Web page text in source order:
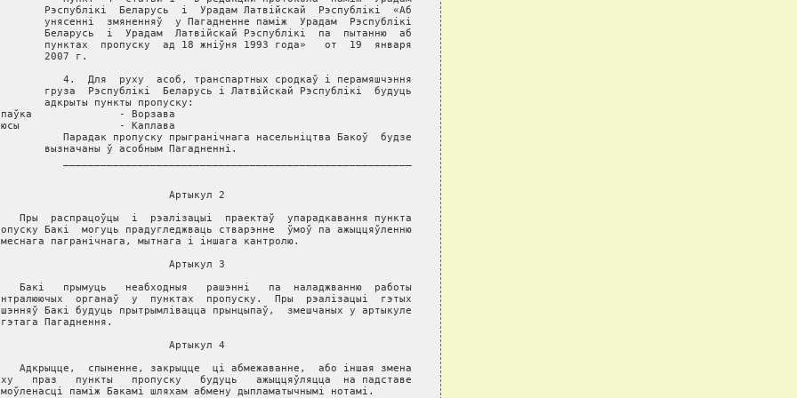
Рэспублікі  Беларусь  і  Урадам Латвійскай  Рэспублікі  «Аб
унясенні  змяненняў  у Пагадненне паміж  Урадам  Рэспублікі
Беларусь  і  Урадам  Латвійскай Рэспублікі  па  пытанню  аб
пунктах  пропуску  ад 18 жніўня 1993 года»   от  19  января
2007 г.
4.  Для  руху  асоб, транспартных сродкаў і перамяшчэння
груза  Рэспублікі  Беларусь і Латвійскай Рэспублікі  будуць
адкрыты пункты пропуску:
- Ворзава
- Каплава
Парадак пропуску прыгранічнага насельніцтва Бакоў  будзе
вызначаны ў асобным Пагадненні.
Артыкул 2
Пры  распрацоўцы  i  рэалiзацыi  праектаў  упарадкавання пункта
Бакi  могуць прадугледжваць стварэнне  ўмоў па ажыццяўленню
пагранiчнага, мытнага i iншага кантролю.
Артыкул 3
Бакi   прымуць   неабходныя   рашэннi   па  наладжванню  работы
органаў  у  пунктах  пропуску.  Пры  рэалiзацыi  гэтых
Бакi будуць прытрымлiвацца прынцыпаў,  змешчаных у артыкуле
Пагаднення.
Артыкул 4
Адкрыцце,  спыненне, закрыцце  цi абмежаванне,  або iншая змена
праз   пункты   пропуску   будуць   ажыццяўляцца  на падставе
памiж Бакамi шляхам абмену дыпламатычнымi нотамi.